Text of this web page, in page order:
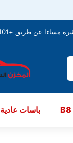
باسات عادية